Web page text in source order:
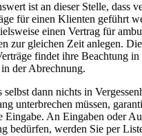
ist an dieser Stelle, dass
für einen Klienten geführt
einen Vertrag für
zur gleichen Zeit anlegen.
findet ihre Beachtung in
der Abrechnung.
dann nichts in
unterbrechen müssen,
Eingabe. An Eingaben oder
bedürfen, werden Sie per